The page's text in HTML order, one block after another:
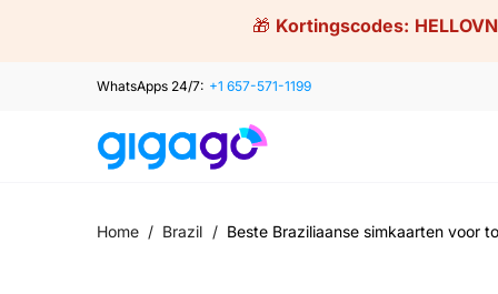
🎁 Kortingscodes:
WhatsApps 24/7: +1 657-571-1199
Home / Brazil / Beste Braziliaanse simkaarten voor